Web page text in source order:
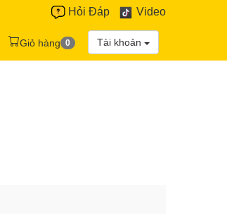
Hỏi Đáp Video
Giỏ hàng 0 Tài khoản